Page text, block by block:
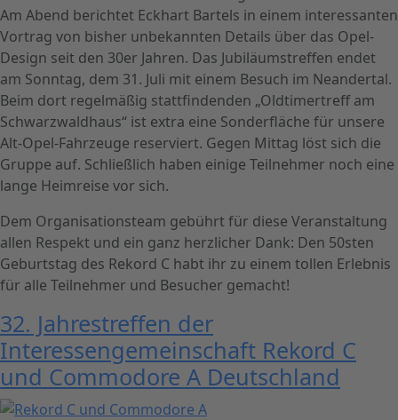
Am Abend berichtet Eckhart Bartels in einem interessanten
Vortrag von bisher unbekannten Details über das Opel-
Design seit den 30er Jahren. Das Jubiläumstreffen endet
am Sonntag, dem 31. Juli mit einem Besuch im Neandertal.
Beim dort regelmäßig stattfindenden „Oldtimertreff am
Schwarzwaldhaus“ ist extra eine Sonderfläche für unsere
Alt-Opel-Fahrzeuge reserviert. Gegen Mittag löst sich die
Gruppe auf. Schließlich haben einige Teilnehmer noch eine
lange Heimreise vor sich.
Dem Organisationsteam gebührt für diese Veranstaltung
allen Respekt und ein ganz herzlicher Dank: Den 50sten
Geburtstag des Rekord C habt ihr zu einem tollen Erlebnis
für alle Teilnehmer und Besucher gemacht!
32. Jahrestreffen der
Interessengemeinschaft Rekord C
und Commodore A Deutschland